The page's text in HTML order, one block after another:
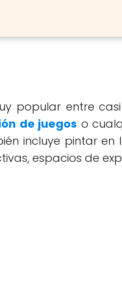
popular entre
de juegos o
incluye pintar en
espacios de